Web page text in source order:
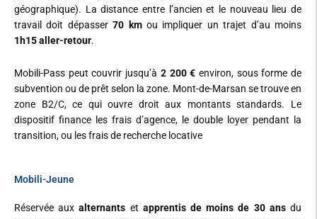
géographique). La distance entre l’ancien et le nouveau lieu de
travail doit dépasser70 kmou impliquer un trajet d’au moins
1h15 aller-retour.
Mobili-Pass peut couvrir jusqu’à 2 200 € environ, sous forme de
subvention ou de prêt selon la zone. Mont-de-Marsan se trouve en
zone B2/C, ce qui ouvre droit aux montants standards. Le
dispositif finance les frais d’agence, le double loyer pendant la
transition, ou les frais de recherche locative
Mobili-Jeune
Réservée auxalternants et apprentis de moins de 30 ansdu